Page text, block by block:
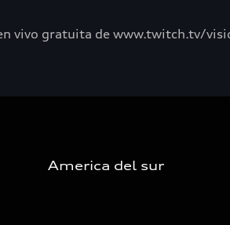
vivo gratuita de www.twitch.tv/
America del sur